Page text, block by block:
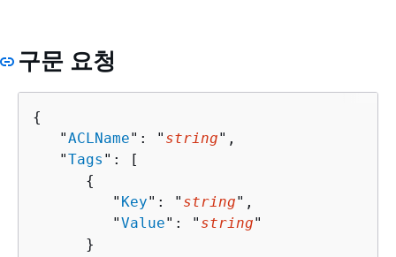
구문 요청
{
   "
ACLName": " string",
   "
Tags ": [
{
         "
Key": " string",
         "
Value": " string"
      }